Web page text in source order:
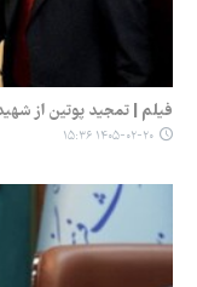
فیلم | تمجید پوتین از
۱۴۰۵-۰۲-۲۰ ۱۵:۳۶